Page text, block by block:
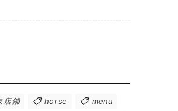
店舗 horse menu